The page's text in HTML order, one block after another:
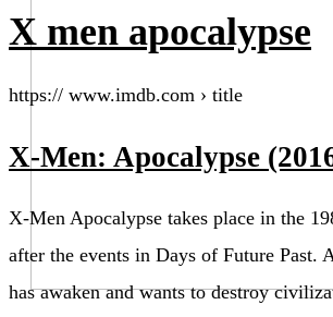
X men apocalypse
https:// www.imdb.com › title
X-Men: Apocalypse
X-Men Apocalypse takes place in the
after the events in Days of Future Past.
has awaken and wants to destroy